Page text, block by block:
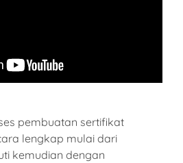
pembuatan sertifikat
lengkap mulai dari
kemudian dengan